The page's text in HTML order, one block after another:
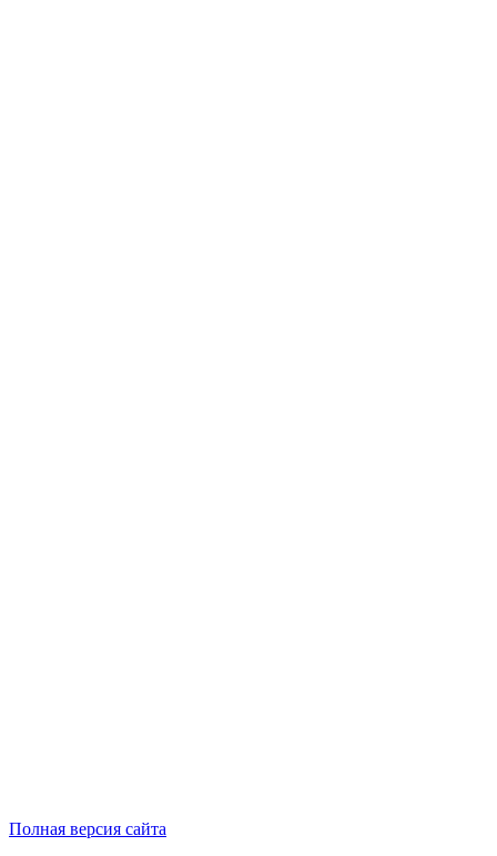
Полная версия сайта